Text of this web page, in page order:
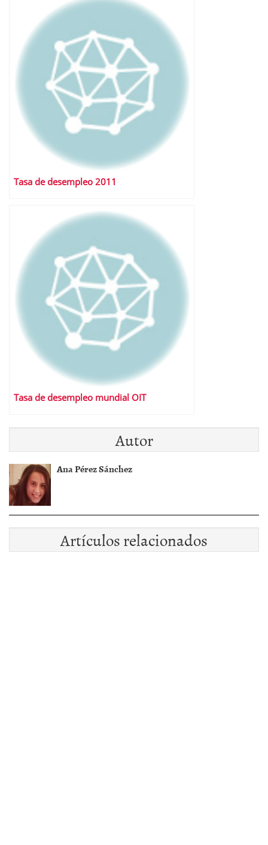
Tasa de desempleo 2011
Tasa de desempleo mundial OIT
Autor
Ana Pérez Sánchez
Artículos relacionados